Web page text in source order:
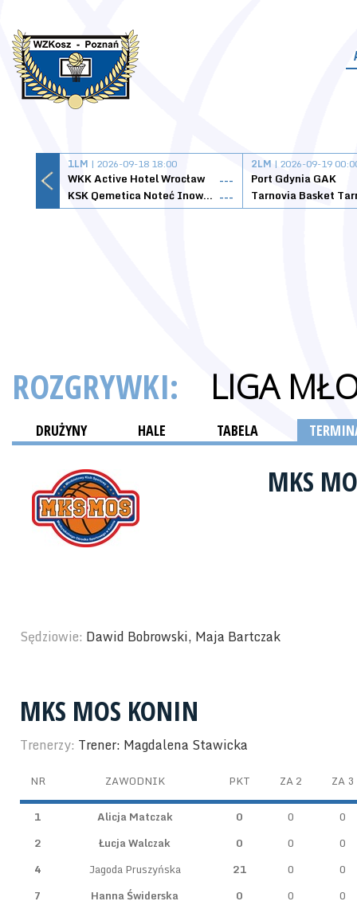
1LM | 2026-09-18 18:00
WKK Active Hotel Wrocław
---
KSK Qemetica Noteć Inowrocław ---
2LM | 2026-09-19
Port Gdynia GAK
ROZGRYWKI: LIGA
DRUŻYNY HALE TABELA
MKS
Sędziowie: Dawid Bobrowski, Maja Bartczak
MKS MOS KONIN
Trenerzy: Trener: Magdalena Stawicka
NR ZAWODNIK PKT ZA 2 ZA 3
1 Alicja Matczak 0 0
0
2
Łucja Walczak 0 0
0
4
Jagoda Pruszyńska 21 0
0
7
Hanna Świderska 0 0
0